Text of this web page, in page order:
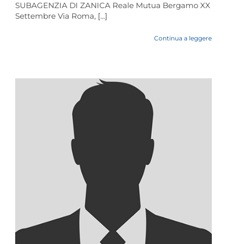
SUBAGENZIA DI ZANICA Reale Mutua Bergamo XX
Settembre Via Roma, [...]
Continua a leggere